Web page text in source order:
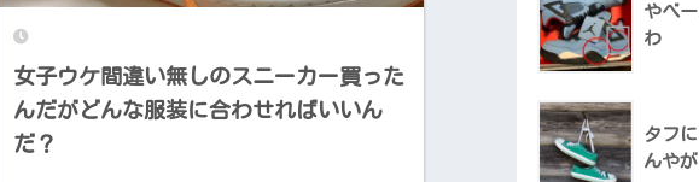
女子ウケ間違い無しのスニーカー買った
んだがどんな服装に合わせればいいん
だ？
やべ
わ
タフ
んやが